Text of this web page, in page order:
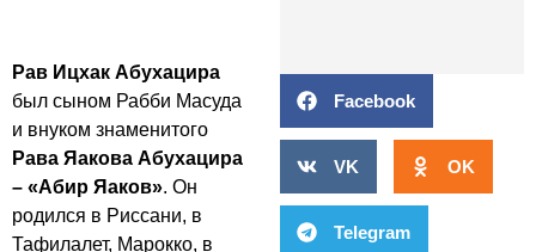
Рав Ицхак Абухацира
был сыном Рабби Масуда
и внуком знаменитого
Рава Яакова Абухацира
– «Абир Яаков». Он
родился в Риссани, в
Тафилалет, Марокко, в
Facebook
VK OK
Telegram